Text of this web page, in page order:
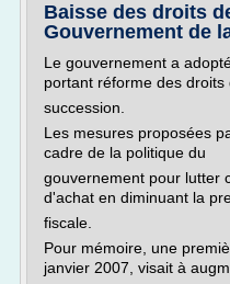
Baisse des droits
Gouvernement de
Le gouvernement a
portant réforme des droits
succession.
Les mesures proposées
cadre de la politique du
gouvernement pour lutter
d'achat en diminuant la
fiscale.
Pour mémoire, une
janvier 2007, visait à